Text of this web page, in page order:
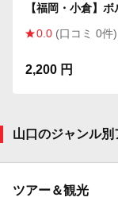
【福岡・小倉】
0.0 (口コミ 0件)
2,200 円
山口のジャンル別
ツアー＆観光